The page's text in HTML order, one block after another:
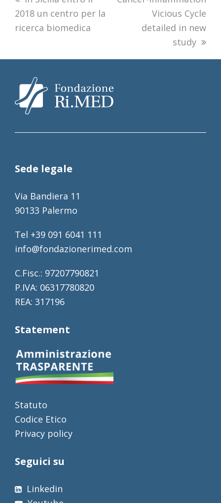
post:
2018 un centro per la
ricerca biomedica
Vicious Cycle
detailed in new
study
Sede legale
Via Bandiera 11
90133 Palermo
Tel +39 091 6041 111
info@fondazionerimed.com
C.Fisc.: 97207790821
P.IVA: 06317780820
REA: 317196
Statement
Statuto
Codice Etico
Privacy policy
Seguici su
Linkedin